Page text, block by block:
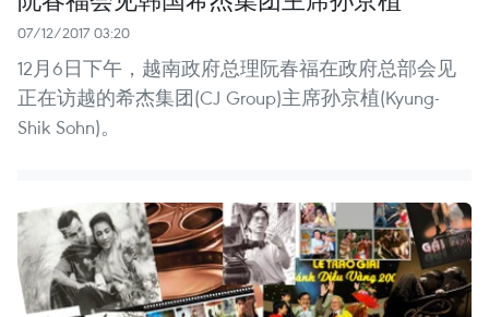
07/12/2017 03:20
12月6日下午，越南政府总理阮春福在政府总部会见
正在访越的希杰集团(CJ Group)主席孙京植(Kyung-
Shik Sohn)。